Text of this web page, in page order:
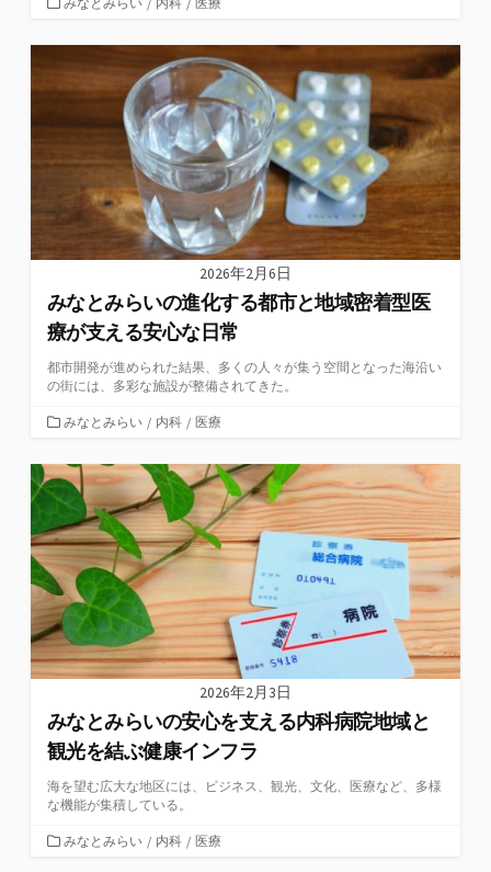
ゴ
リ
2026年2月6日
みなとみらいの進化する都市と地域密着型医
療が支える安心な日常
都市開発が進められた結果、多くの人々が集う空間となった海沿い
の街には、多彩な施設が整備されてきた。
カ
ゴ
リ
ー
みなとみらい / 内科 / 医療
2026年2月3日
みなとみらいの安心を支える内科病院地域と
観光を結ぶ健康インフラ
海を望む広大な地区には、ビジネス、観光、文化、医療など、多様
な機能が集積している。
カみなとみらい / 内科 / 医療